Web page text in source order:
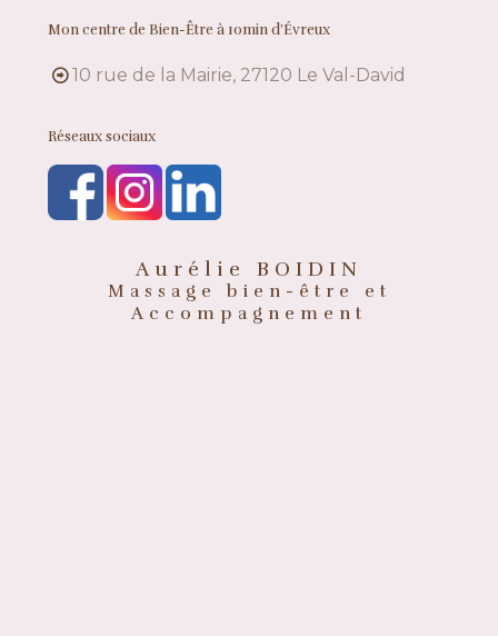
Mon centre de Bien-Être à 10min d’Évreux
10 rue de la Mairie, 27120 Le Val-David
Réseaux sociaux
Aurélie BOIDIN
Massage bien-être et
Accompagnement